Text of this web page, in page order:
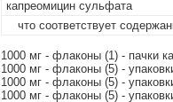
капреомицин сульфата
что соответствует
1000 мг - флаконы (1) - пачки
1000 мг - флаконы (5) -
1000 мг - флаконы (5) -
1000 мг - флаконы (5) -